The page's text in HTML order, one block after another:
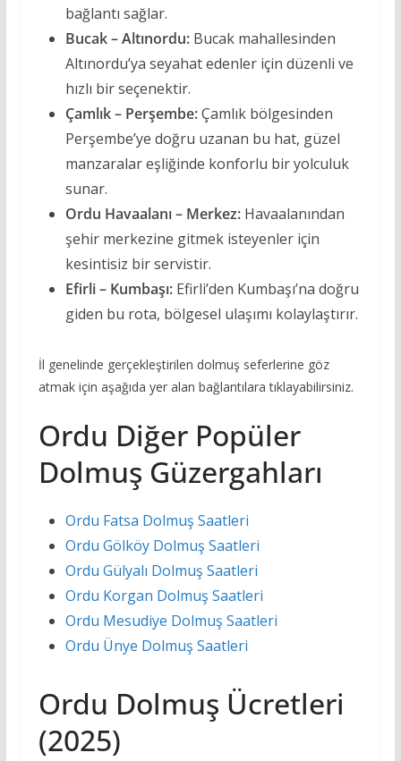
bağlantı sağlar.
Bucak – Altınordu:Bucak mahallesinden
Altınordu’ya seyahat edenler için düzenli ve
hızlı bir seçenektir.
Çamlık – Perşembe:Çamlık bölgesinden
Perşembe’ye doğru uzanan bu hat, güzel
manzaralar eşliğinde konforlu bir yolculuk
sunar.
Ordu Havaalanı – Merkez:Havaalanından
şehir merkezine gitmek isteyenler için
kesintisiz bir servistir.
Efirli – Kumbaşı:Efirli’den Kumbaşı’na doğru
giden bu rota, bölgesel ulaşımı kolaylaştırır.
İl genelinde gerçekleştirilen dolmuş seferlerine göz
atmak için aşağıda yer alan bağlantılara tıklayabilirsiniz.
Ordu Diğer Popüler
Dolmuş Güzergahları
Ordu Fatsa Dolmuş Saatleri
Ordu Gölköy Dolmuş Saatleri
Ordu Gülyalı Dolmuş Saatleri
Ordu Korgan Dolmuş Saatleri
Ordu Mesudiye Dolmuş Saatleri
Ordu Ünye Dolmuş Saatleri
Ordu Dolmuş Ücretleri
(2025)